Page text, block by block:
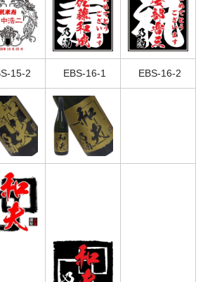
15-2 EBS-16-1 EBS-16-2